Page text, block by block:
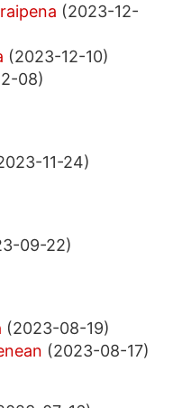
(2023-12-
(2023-12-10)
08)
11-24)
09-22)
(2023-08-19)
(2023-08-17)